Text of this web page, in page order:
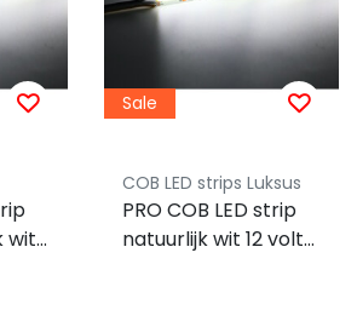
wit
Sale
COB LED strips Luksus
PRO COB LED strip
natuurlijk wit 12 volt